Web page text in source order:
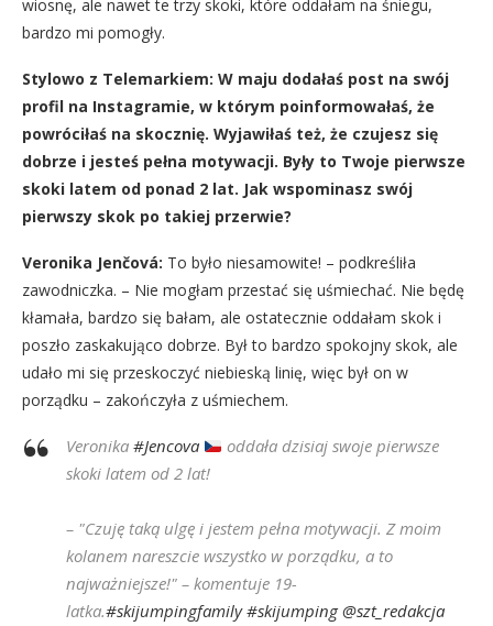
wiosnę, ale nawet te trzy skoki, które oddałam na śniegu,
bardzo mi pomogły.
Stylowo z Telemarkiem: W maju dodałaś post na swój
profil na Instagramie, w którym poinformowałaś, że
powróciłaś na skocznię. Wyjawiłaś też, że czujesz się
dobrze i jesteś pełna motywacji. Były to Twoje pierwsze
skoki latem od ponad 2 lat. Jak wspominasz swój
pierwszy skok po takiej przerwie?
Veronika Jenčová: To było niesamowite! – podkreśliła
zawodniczka. – Nie mogłam przestać się uśmiechać. Nie będę
kłamała, bardzo się bałam, ale ostatecznie oddałam skok i
poszło zaskakująco dobrze. Był to bardzo spokojny skok, ale
udało mi się przeskoczyć niebieską linię, więc był on w
porządku – zakończyła z uśmiechem.
Veronika #Jencova
oddała dzisiaj swoje pierwsze
skoki latem od 2 lat!
– "Czuję taką ulgę i jestem pełna motywacji. Z moim
kolanem nareszcie wszystko w porządku, a to
najważniejsze!" – komentuje 19-
latka.#skijumpingfamily #skijumping @szt_redakcja